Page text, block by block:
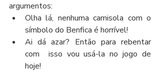
argumentos:
Olha lá, nenhuma camisola com o
símbolo do Benfica é horrível!
Ai dá azar? Então para rebentar
com  isso vou usá-la no jogo de
hoje!